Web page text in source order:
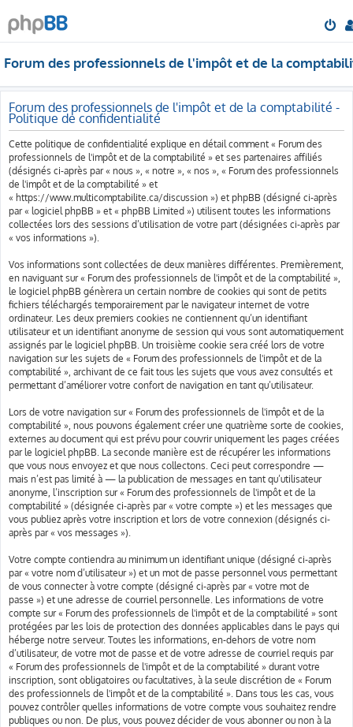
Forum des professionnels de l'impôt et de la
Forum des professionnels de l'impôt et de la comptabilité -
Politique de confidentialité
Cette politique de confidentialité explique en détail comment « Forum des
professionnels de l'impôt et de la comptabilité » et ses partenaires affiliés
(désignés ci-après par « nous », « notre », « nos », « Forum des professionnels
de l'impôt et de la comptabilité » et
« https://www.multicomptabilite.ca/discussion ») et phpBB (désigné ci-après
par « logiciel phpBB » et « phpBB Limited ») utilisent toutes les informations
collectées lors des sessions d’utilisation de votre part (désignées ci-après par
« vos informations »).
Vos informations sont collectées de deux manières différentes. Premièrement,
en naviguant sur « Forum des professionnels de l'impôt et de la comptabilité »,
le logiciel phpBB génèrera un certain nombre de cookies qui sont de petits
fichiers téléchargés temporairement par le navigateur internet de votre
ordinateur. Les deux premiers cookies ne contiennent qu’un identifiant
utilisateur et un identifiant anonyme de session qui vous sont automatiquement
assignés par le logiciel phpBB. Un troisième cookie sera créé lors de votre
navigation sur les sujets de « Forum des professionnels de l'impôt et de la
comptabilité », archivant de ce fait tous les sujets que vous avez consultés et
permettant d’améliorer votre confort de navigation en tant qu’utilisateur.
Lors de votre navigation sur « Forum des professionnels de l'impôt et de la
comptabilité », nous pouvons également créer une quatrième sorte de cookies,
externes au document qui est prévu pour couvrir uniquement les pages créées
par le logiciel phpBB. La seconde manière est de récupérer les informations
que vous nous envoyez et que nous collectons. Ceci peut correspondre —
mais n’est pas limité à — la publication de messages en tant qu’utilisateur
anonyme, l’inscription sur « Forum des professionnels de l'impôt et de la
comptabilité » (désignée ci-après par « votre compte ») et les messages que
vous publiez après votre inscription et lors de votre connexion (désignés ci-
après par « vos messages »).
Votre compte contiendra au minimum un identifiant unique (désigné ci-après
par « votre nom d’utilisateur ») et un mot de passe personnel vous permettant
de vous connecter à votre compte (désigné ci-après par « votre mot de
passe ») et une adresse de courriel personnelle. Les informations de votre
compte sur « Forum des professionnels de l'impôt et de la comptabilité » sont
protégées par les lois de protection des données applicables dans le pays qui
héberge notre serveur. Toutes les informations, en-dehors de votre nom
d’utilisateur, de votre mot de passe et de votre adresse de courriel requis par
« Forum des professionnels de l'impôt et de la comptabilité » durant votre
inscription, sont obligatoires ou facultatives, à la seule discrétion de « Forum
des professionnels de l'impôt et de la comptabilité ». Dans tous les cas, vous
pouvez contrôler quelles informations de votre compte vous souhaitez rendre
publiques ou non. De plus, vous pouvez décider de vous abonner ou non à la